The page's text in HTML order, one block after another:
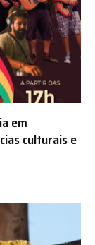
em
culturais e